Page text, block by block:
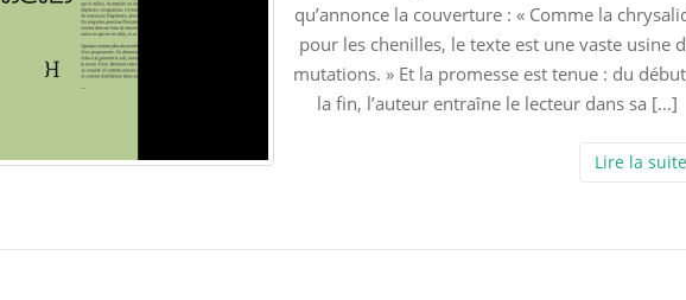
qu’annonce la couverture : « Comme la
pour les chenilles, le texte est une vaste usine
mutations. » Et la promesse est tenue : du
la fin, l’auteur entraîne le lecteur dans sa […]
Lire la suite